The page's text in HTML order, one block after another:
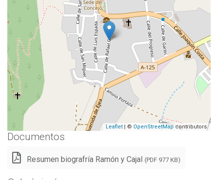
Leaflet | © OpenStreetMap contributors.
Documentos
Resumen biografría Ramón y Cajal (PDF 977 KB)